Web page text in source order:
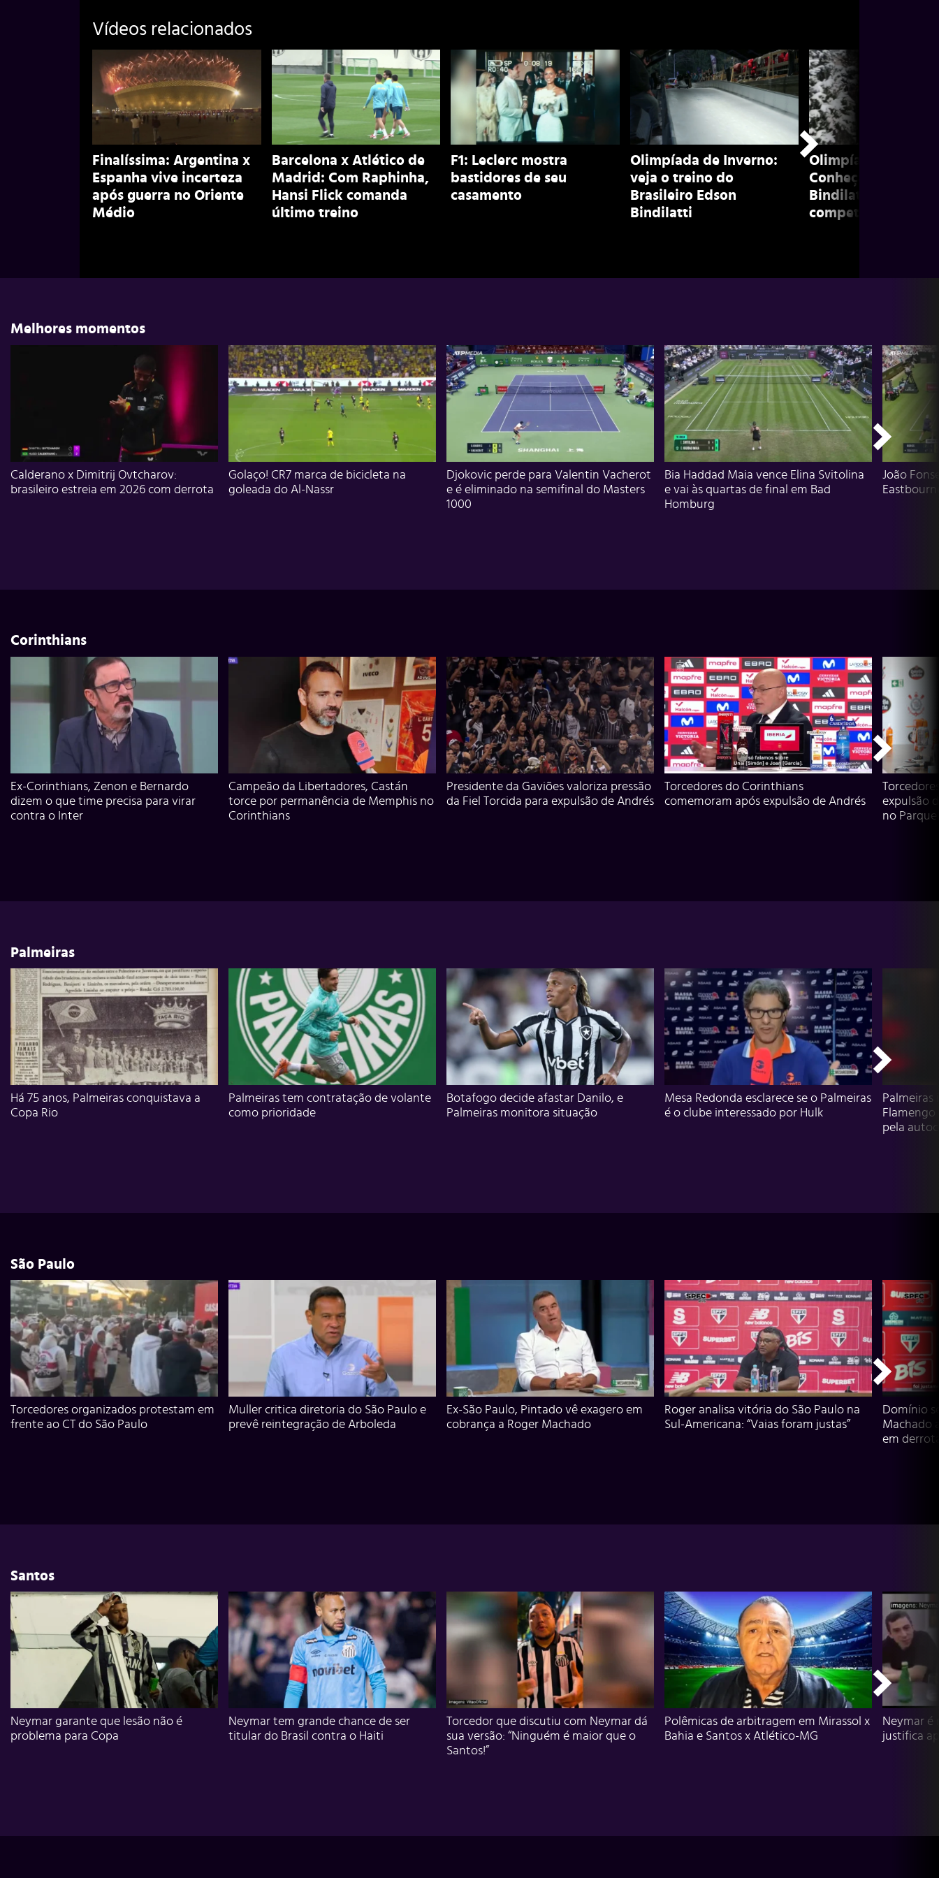
Vídeos relacionados
Finalíssima: Argentina x
Espanha vive incerteza
após guerra no Oriente
Médio
Barcelona x Atlético de
Madrid: Com Raphinha,
Hansi Flick comanda
último treino
F1: Leclerc mostra
bastidores de seu
casamento
Olimpíada de Inverno:
veja o treino do
Brasileiro Edson
Bindilatti
Olimpíada de
Conheça Edson
Bindilatti,
competidor de
Melhores momentos
Calderano x Dimitrij Ovtcharov:
brasileiro estreia em 2026 com derrota
Golaço! CR7 marca de bicicleta na
goleada do Al-Nassr
Djokovic perde para Valentin Vacherot
e é eliminado na semifinal do Masters
1000
Bia Haddad Maia vence Elina Svitolina
e vai às quartas de final em Bad
Homburg
João
Corinthians
Ex-Corinthians, Zenon e Bernardo
dizem o que time precisa para virar
contra o Inter
Campeão da Libertadores, Castán
torce por permanência de Memphis no
Corinthians
Presidente da Gaviões valoriza pressão
da Fiel Torcida para expulsão de Andrés
Torcedores do Corinthians
comemoram após expulsão de Andrés
expulsão
no Parque
Palmeiras
Há 75 anos, Palmeiras conquistava a
Copa Rio
Palmeiras tem contratação de volante
como prioridade
Botafogo decide afastar Danilo, e
Palmeiras monitora situação
Mesa Redonda esclarece se o Palmeiras
é o clube interessado por Hulk
Flamengo
pela
São Paulo
Torcedores organizados protestam em
frente ao CT do São Paulo
Muller critica diretoria do São Paulo e
prevê reintegração de Arboleda
Ex-São Paulo, Pintado vê exagero em
cobrança a Roger Machado
Roger analisa vitória do São Paulo na
Sul-Americana: “Vaias foram justas”
Domínio
Machado
em
Santos
Neymar garante que lesão não é
problema para Copa
Neymar tem grande chance de ser
titular do Brasil contra o Haiti
Torcedor que discutiu com Neymar dá
sua versão: “Ninguém é maior que o
Santos!”
Polêmicas de arbitragem em Mirassol x
Bahia e Santos x Atlético-MG
Neymar é
justifica